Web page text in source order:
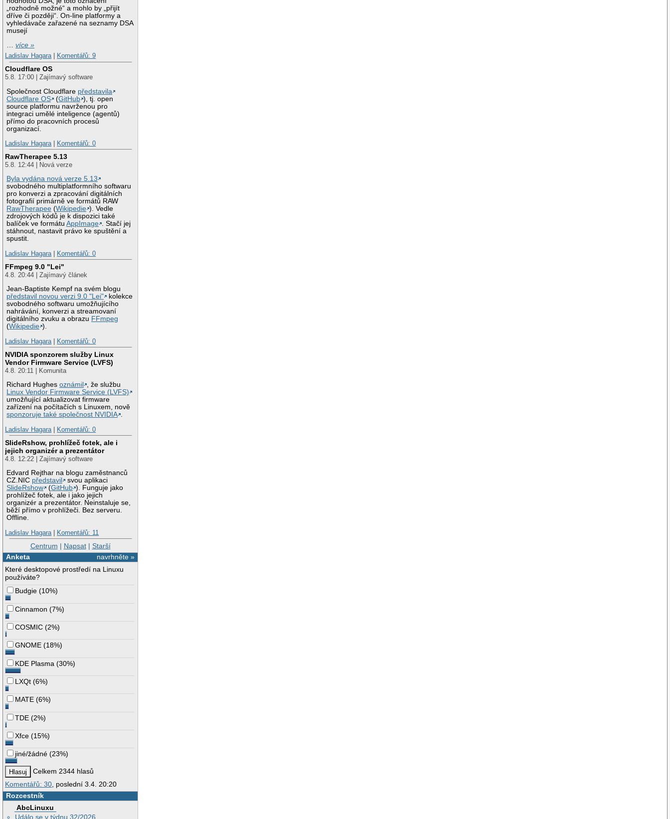
„rozhodně možné“ a mohlo by „přijít
dříve či později“. On-line platformy a
vyhledávače zařazené na seznamy DSA
musejí
…více »
Ladislav Hagara| Komentářů: 9
Cloudflare OS
5.8. 17:00 | Zajímavý software
Společnost Cloudflare představila
Cloudflare OS
(GitHub ), tj. open
source platformu navrženou pro
integraci umělé inteligence (agentů)
přímo do pracovních procesů
organizací.
Ladislav Hagara| Komentářů: 0
RawTherapee 5.13
5.8. 12:44 | Nová verze
Byla vydána nová verze 5.13
svobodného multiplatformního softwaru
pro konverzi a zpracování digitálních
fotografií primárně ve formátů RAW
RawTherapee (Wikipedie ). Vedle
zdrojových kódů je k dispozici také
balíček ve formátuAppImage . Stačí jej
stáhnout, nastavit právo ke spuštění a
spustit.
Ladislav Hagara| Komentářů: 0
FFmpeg 9.0 "Lei"
4.8. 20:44 | Zajímavý článek
Jean-Baptiste Kempf na svém blogu
představil novou verzi 9.0 "Lei"
kolekce
svobodného softwaru umožňujícího
nahrávání, konverzi a streamovaní
digitálního zvuku a obrazu FFmpeg
(Wikipedie ).
Ladislav Hagara| Komentářů: 0
NVIDIA sponzorem služby Linux
Vendor Firmware Service (LVFS)
4.8. 20:11 | Komunita
Richard Hughesoznámil
, že službu
Linux Vendor Firmware Service (LVFS)
umožňující aktualizovat firmware
zařízení na počítačích s Linuxem, nově
sponzoruje také společnost NVIDIA .
Ladislav Hagara| Komentářů: 0
SlideRshow, prohlížeč fotek, ale i
jejich organizér a prezentátor
4.8. 12:22 | Zajímavý software
Edvard Rejthar na blogu zaměstnanců
CZ.NIC představil
svou aplikaci
SlideRshow
(GitHub ). Funguje jako
prohlížeč fotek, ale i jako jejich
organizér a prezentátor. Neinstaluje se,
běží přímo v prohlížeči. Bez serveru.
Offline.
Ladislav Hagara| Komentářů: 11
Centrum | Napsat| Starší
navrhněte »
Anketa
Které desktopové prostředí na Linuxu
používáte?
Budgie (10%)
Cinnamon (7%)
COSMIC (2%)
GNOME (18%)
KDE Plasma (30%)
LXQt (6%)
MATE (6%)
TDE (2%)
Xfce (15%)
jiné/žádné (23%)
Celkem 2344 hlasů
Komentářů: 30 , poslední 3.4. 20:20
Rozcestník
AbcLinuxu
Událo se v týdnu 32/2026